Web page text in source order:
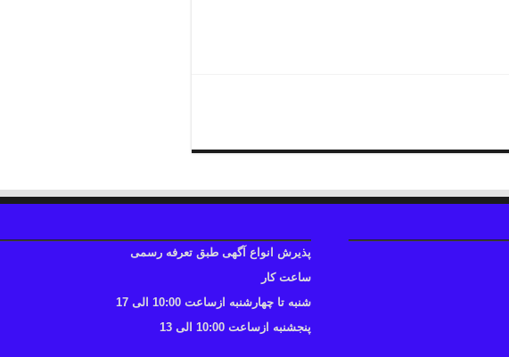
پذیرش انواع آگهی طبق تعرفه رسمی
ساعت کار
شنبه تا چهارشنبه ازساعت 10:00 الی 17
پنجشنبه ازساعت 10:00 الی 13